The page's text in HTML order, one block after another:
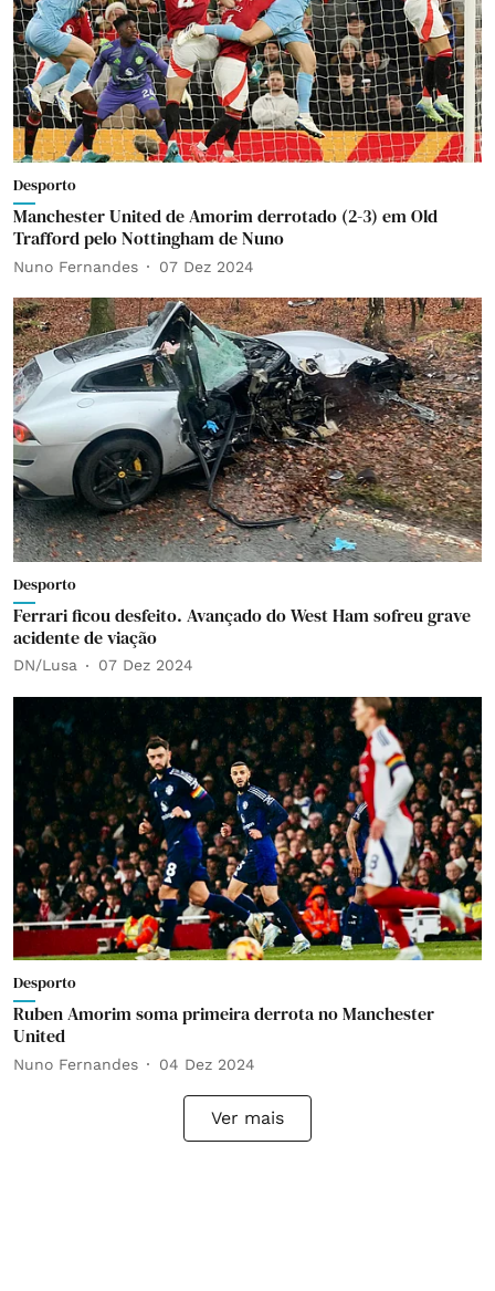
Desporto
Manchester United de Amorim derrotado (2-3) em Old
Trafford pelo Nottingham de Nuno
Nuno Fernandes 07 Dez 2024
Desporto
Ferrari ficou desfeito. Avançado do West Ham sofreu grave
acidente de viação
DN/Lusa 07 Dez 2024
Desporto
Ruben Amorim soma primeira derrota no Manchester
United
Nuno Fernandes 04 Dez 2024
Ver mais